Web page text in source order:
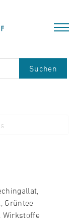
Suchen
Grüntee
Wirkstoffe